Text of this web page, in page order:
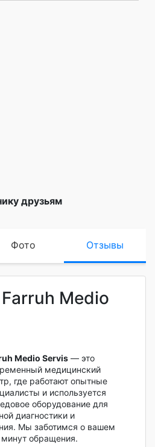
друзьям
Фото Отзывы
Medio
Medio Servis — это
медицинский
где работают опытные
и используется
оборудование для
диагностики и
Мы заботимся о вашем
обращения.